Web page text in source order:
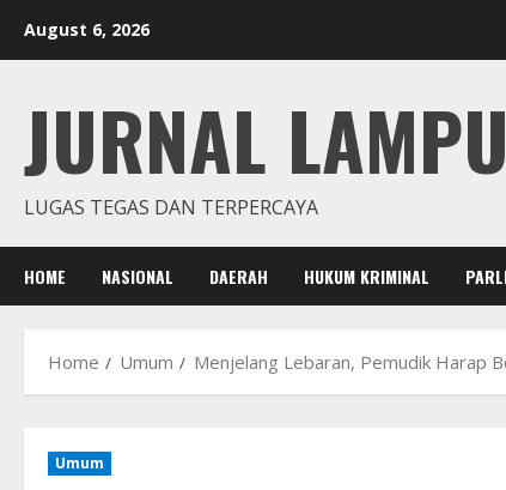
August 6, 2026
JURNAL
LUGAS TEGAS DAN TERPERCAYA
HOME NASIONAL DAERAH HUKUM KRIMINAL
Home Umum Menjelang Lebaran, Pemudik Harap
Umum